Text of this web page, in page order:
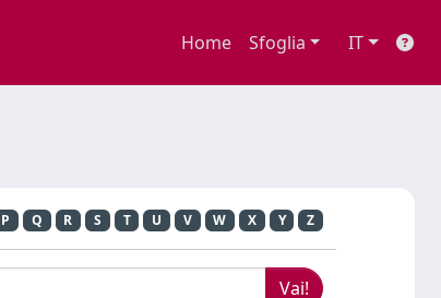
Home Sfoglia IT
P Q R S T U V W X Y Z